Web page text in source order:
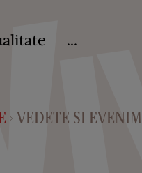
...
> VEDETE SI